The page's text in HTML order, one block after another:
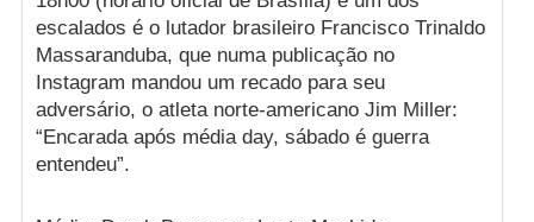
escalados é o lutador brasileiro Francisco Trinaldo
Massaranduba, que numa publicação no
Instagram mandou um recado para seu
adversário, o atleta norte-americano Jim Miller:
“Encarada após média day, sábado é guerra
entendeu”.